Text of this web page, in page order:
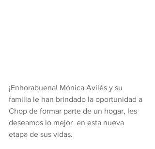
¡Enhorabuena! Mónica Avilés y su
familia le han brindado la oportunidad a
Chop de formar parte de un hogar, les
deseamos lo mejor  en esta nueva
etapa de sus vidas.